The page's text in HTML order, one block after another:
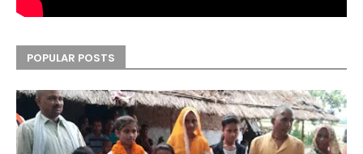
POPULAR POSTS